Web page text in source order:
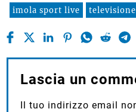
imola sport live
televisione
Lascia un
Il tuo indirizzo email